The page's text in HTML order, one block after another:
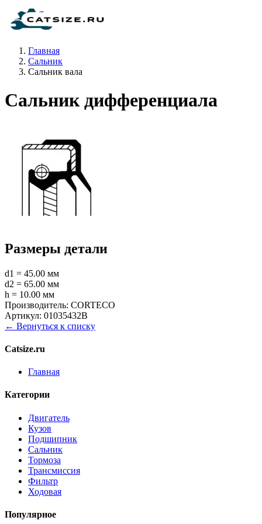
Главная
Сальник
Сальник вала
Сальник дифференциала
Размеры детали
d1 = 45.00 мм
d2 = 65.00 мм
h = 10.00 мм
Производитель: CORTECO
Артикул: 01035432B
← Вернуться к списку
Catsize.ru
Главная
Категории
Двигатель
Кузов
Подшипник
Сальник
Тормоза
Трансмиссия
Фильтр
Ходовая
Популярное